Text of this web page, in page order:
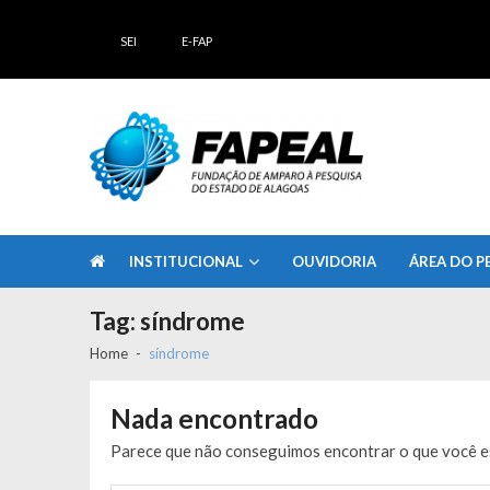
SEI E-FAP
INSTITUCIONAL OUVIDORIA ÁREA DO
Tag:síndrome
Home síndrome
Nada encontrado
Parece que não conseguimos encontrar o que você